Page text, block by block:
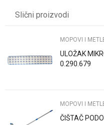
Poruka
Slični proizvodi
MOPOVI I
ULOŽAK
0.290.679
MOPOVI I
ČIŠTAČ